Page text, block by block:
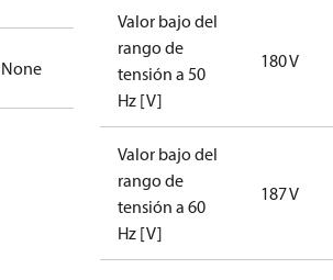
None
Valor bajo del
rango de
tensión a 50
Hz [V]
180 V
Valor bajo del
rango de
tensión a 60
Hz [V]
187 V